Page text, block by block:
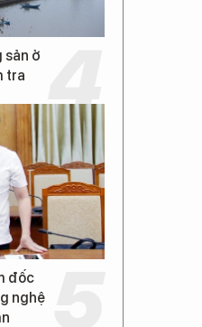
sản ở
tra
đốc
nghệ